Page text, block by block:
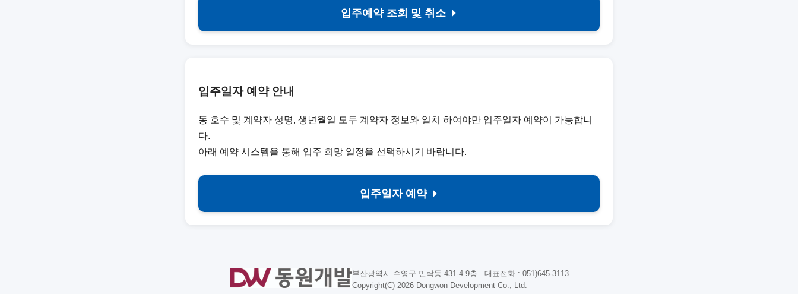
입주예약 조회 및 취소
입주일자 예약 안내
동 호수 및 계약자 성명, 생년월일 모두 계약자 정보와 일치 하여야만 입주일자 예약이 가능합니
다.
아래 예약 시스템을 통해 입주 희망 일정을 선택하시기 바랍니다.
입주일자 예약
부산광역시 수영구 민락동 431-4 9층 대표전화 : 051)645-3113
Copyright(C) 2026 Dongwon Development Co., Ltd.